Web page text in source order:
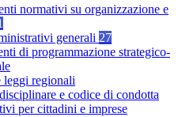
normativi su organizzazione e
generali 27
di programmazione strategico-
leggi regionali
e codice di condotta
per cittadini e imprese